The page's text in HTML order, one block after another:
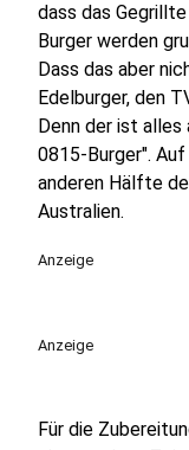
dass das
Burger werden
Dass das aber
Edelburger, den
Denn der ist
0815-Burger".
anderen Hälfte
Australien.
Anzeige
Anzeige
Für die